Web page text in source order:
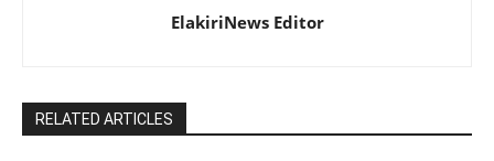
ElakiriNews Editor
RELATED ARTICLES